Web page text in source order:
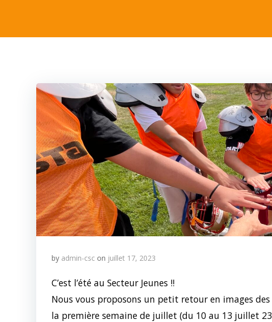
by admin-csc on juillet 17, 2023
C’est l’été au Secteur Jeunes !!
Nous vous proposons un petit retour en images
la première semaine de juillet (du 10 au 13 juillet